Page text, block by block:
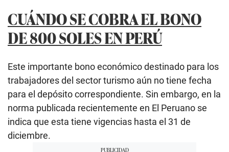
CUÁNDO SE COBRA EL BONO
DE 800 SOLES EN PERÚ
Este importante bono económico destinado para los
trabajadores del sector turismo aún no tiene fecha
para el depósito correspondiente. Sin embargo, en la
norma publicada recientemente en El Peruano se
indica que esta tiene vigencias hasta el 31 de
diciembre.